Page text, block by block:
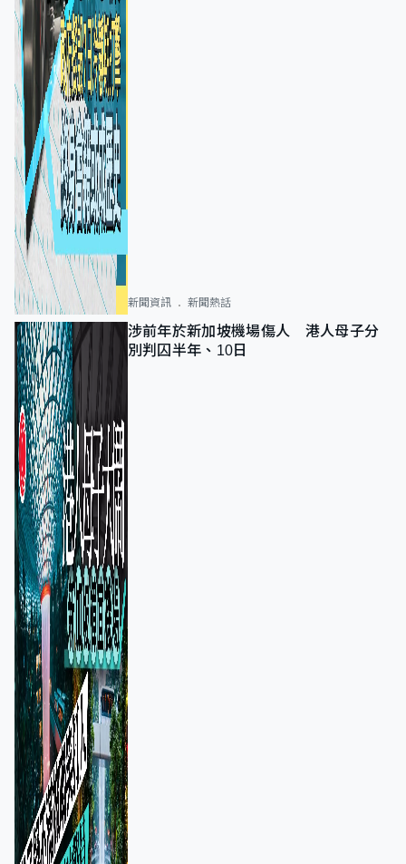
新聞資訊 新聞熱話
涉前年於新加坡機場傷人 港人母子分
別判囚半年、10日